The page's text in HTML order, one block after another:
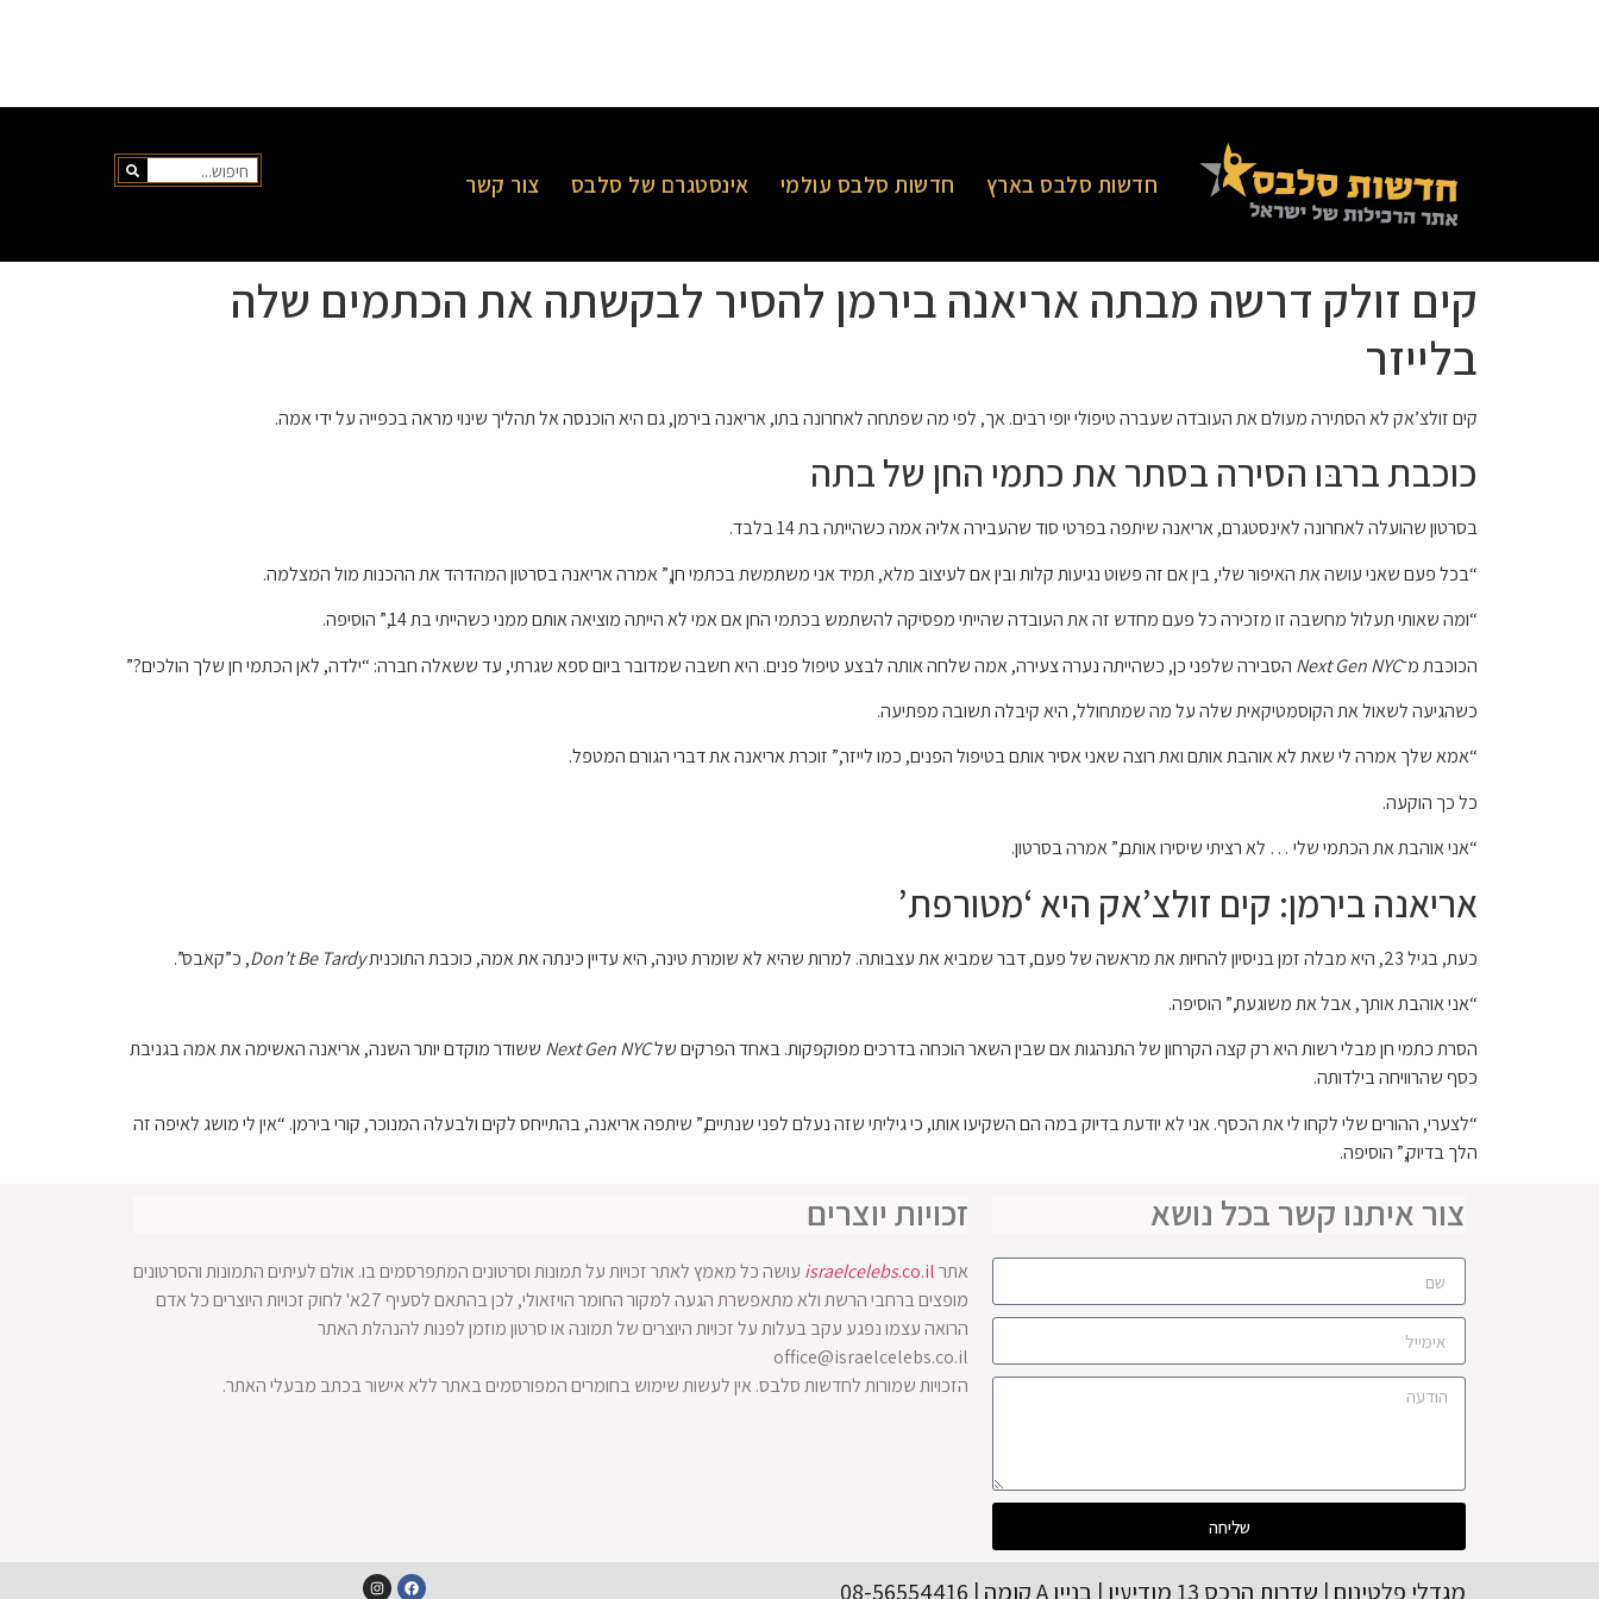
חדשות סלבס בארץ חדשות סלבס עולמי אינסטגרם של סלבס צור קשר
קים זולק דרשה מבתה אריאנה בירמן להסיר לבקשתה את הכתמים שלה
בלייזר
קים זולצ’אק לא הסתירה מעולם את העובדה שעברה טיפולי יופי רבים. אך, לפי מה שפתחה לאחרונה בתו, אריאנה בירמן, גם היא הוכנסה אל תהליך שינוי מראה בכפייה על ידי אמה.
כוכבת ברבּו הסירה בסתר את כתמי החן של בתה
בסרטון שהועלה לאחרונה לאינסטגרם, אריאנה שיתפה בפרטי סוד שהעבירה אליה אמה כשהייתה בת 14 בלבד.
“בכל פעם שאני עושה את האיפור שלי, בין אם זה פשוט נגיעות קלות ובין אם לעיצוב מלא, תמיד אני משתמשת בכתמי חן,” אמרה אריאנה בסרטון המהדהד את ההכנות מול המצלמה.
“ומה שאותי תעלול מחשבה זו מזכירה כל פעם מחדש זה את העובדה שהייתי מפסיקה להשתמש בכתמי החן אם אמי לא הייתה מוציאה אותם ממני כשהייתי בת 14,” הוסיפה.
הכוכבת מ־Next Gen NYC הסבירה שלפני כן, כשהייתה נערה צעירה, אמה שלחה אותה לבצע טיפול פנים. היא חשבה שמדובר ביום ספא שגרתי, עד ששאלה חברה: “ילדה, לאן הכתמי חן שלך הולכים?”
כשהגיעה לשאול את הקוסמטיקאית שלה על מה שמתחולל, היא קיבלה תשובה מפתיעה.
“אמא שלך אמרה לי שאת לא אוהבת אותם ואת רוצה שאני אסיר אותם בטיפול הפנים, כמו לייזר,” זוכרת אריאנה את דברי הגורם המטפל.
כל כך הוקעה.
“אני אוהבת את הכתמי שלי … לא רציתי שיסירו אותם,” אמרה בסרטון.
אריאנה בירמן: קים זולצ’אק היא ‘מטורפת’
כעת, בגיל 23, היא מבלה זמן בניסיון להחיות את מראשה של פעם, דבר שמביא את עצבותה. למרות שהיא לא שומרת טינה, היא עדיין כינתה את אמה, כוכבת התוכנית Don’t Be Tardy, כ”קאבס”.
“אני אוהבת אותך, אבל את משוגעת,” הוסיפה.
הסרת כתמי חן מבלי רשות היא רק קצה הקרחון של התנהגות אם שבין השאר הוכחה בדרכים מפוקפקות. באחד הפרקים שלNext Gen NYC ששודר מוקדם יותר השנה, אריאנה האשימה את אמה בגניבת
כסף שהרוויחה בילדותה.
“לצערי, ההורים שלי לקחו לי את הכסף. אני לא יודעת בדיוק במה הם השקיעו אותו, כי גיליתי שזה נעלם לפני שנתיים,” שיתפה אריאנה, בהתייחס לקים ולבעלה המנוכר, קורי בירמן. “אין לי מושג לאיפה זה
הלך בדיוק,” הוסיפה.
צור איתנו קשר בכל נושא
שליחה
זכויות יוצרים
אתר israelcelebs.co.il
עושה כל מאמץ לאתר זכויות על תמונות וסרטונים המתפרסמים בו. אולם לעיתים התמונות והסרטונים
מופצים ברחבי הרשת ולא מתאפשרת הגעה למקור החומר הויזאולי, לכן בהתאם לסעיף 27א' לחוק זכויות היוצרים כל אדם
הרואה עצמו נפגע עקב בעלות על זכויות היוצרים של תמונה או סרטון מוזמן לפנות להנהלת האתר
office@israelcelebs.co.il
הזכויות שמורות לחדשות סלבס. אין לעשות שימוש בחומרים המפורסמים באתר ללא אישור בכתב מבעלי האתר.
מגדלי פלטינום | שדרות הרכס 13 מודיעין | בניין A קומה | 08-56554416